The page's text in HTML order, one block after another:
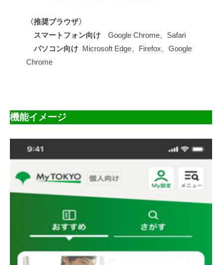
〈推奨ブラウザ〉
スマートフォン向けGoogle Chrome、Safari
パソコン向けMicrosoft Edge、Firefox、Google
Chrome
機能イメージ